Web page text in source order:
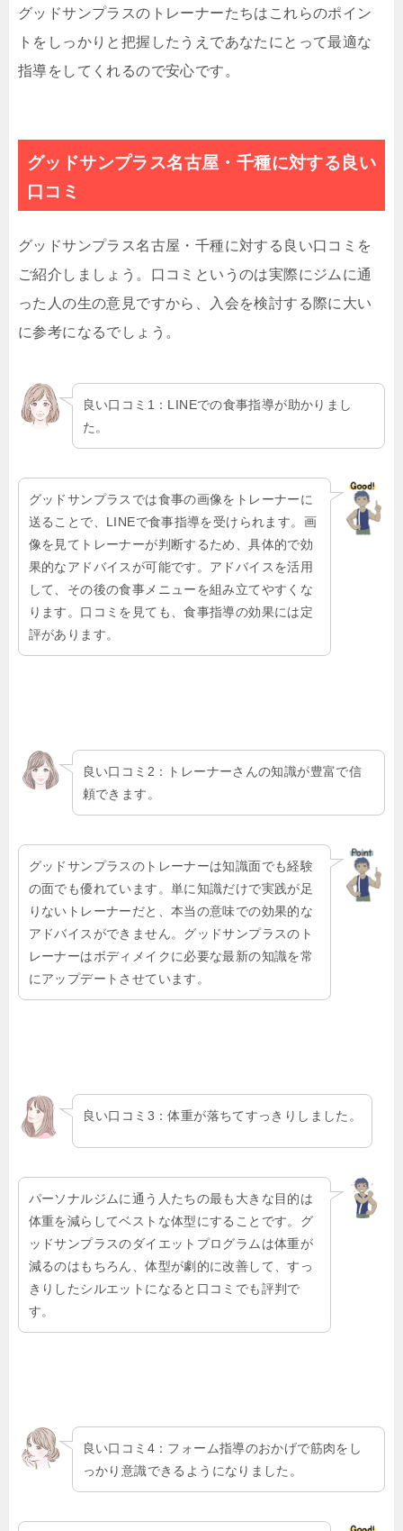
グッドサンプラスのトレーナーたちはこれらのポイン
トをしっかりと把握したうえであなたにとって最適な
指導をしてくれるので安心です。
グッドサンプラス名古屋・千種に対する良い
口コミ
グッドサンプラス名古屋・千種に対する良い口コミを
ご紹介しましょう。口コミというのは実際にジムに通
った人の生の意見ですから、入会を検討する際に大い
に参考になるでしょう。
良い口コミ1：LINEでの食事指導が助かりまし
た。
グッドサンプラスでは食事の画像をトレーナーに
送ることで、LINEで食事指導を受けられます。画
像を見てトレーナーが判断するため、具体的で効
果的なアドバイスが可能です。アドバイスを活用
して、その後の食事メニューを組み立てやすくな
ります。口コミを見ても、食事指導の効果には定
評があります。
良い口コミ2：トレーナーさんの知識が豊富で信
頼できます。
グッドサンプラスのトレーナーは知識面でも経験
の面でも優れています。単に知識だけで実践が足
りないトレーナーだと、本当の意味での効果的な
アドバイスができません。グッドサンプラスのト
レーナーはボディメイクに必要な最新の知識を常
にアップデートさせています。
良い口コミ3：体重が落ちてすっきりしました。
パーソナルジムに通う人たちの最も大きな目的は
体重を減らしてベストな体型にすることです。グ
ッドサンプラスのダイエットプログラムは体重が
減るのはもちろん、体型が劇的に改善して、すっ
きりしたシルエットになると口コミでも評判で
す。
良い口コミ4：フォーム指導のおかげで筋肉をし
っかり意識できるようになりました。